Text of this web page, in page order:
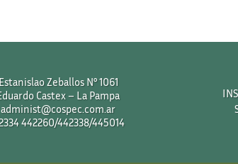
Zeballos N° 1061
Castex – La Pampa
administ@cospec.com.ar
442260/442338/445014